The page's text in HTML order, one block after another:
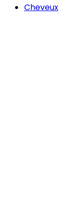
Cheveux